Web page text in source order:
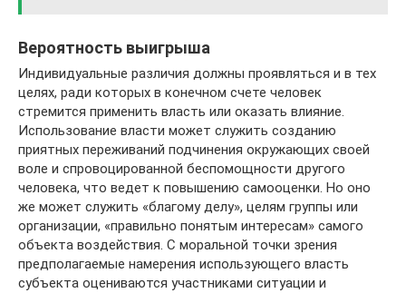
Вероятность выигрыша
Индивидуальные различия должны проявляться и в тех
целях, ради которых в конечном счете человек
стремится применить власть или оказать влияние.
Использование власти может служить созданию
приятных переживаний подчинения окружающих своей
воле и спровоцированной беспомощности другого
человека, что ведет к повышению самооценки. Но оно
же может служить «благому делу», целям группы или
организации, «правильно понятым интересам» самого
объекта воздействия. С моральной точки зрения
предполагаемые намерения использующего власть
субъекта оцениваются участниками ситуации и